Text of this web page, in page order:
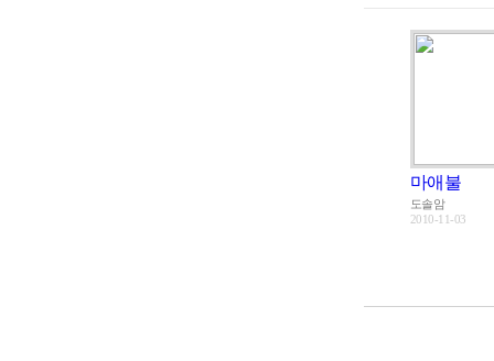
마애불
도솔암
2010-11-03